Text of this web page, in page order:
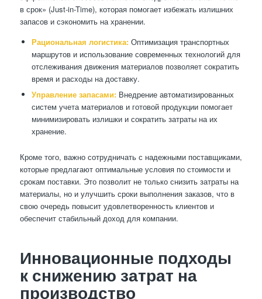
в срок» (Just-in-Time), которая помогает избежать излишних
запасов и сэкономить на хранении.
Рациональная логистика:Оптимизация транспортных
маршрутов и использование современных технологий для
отслеживания движения материалов позволяет сократить
время и расходы на доставку.
Управление запасами:Внедрение автоматизированных
систем учета материалов и готовой продукции помогает
минимизировать излишки и сократить затраты на их
хранение.
Кроме того, важно сотрудничать с надежными поставщиками,
которые предлагают оптимальные условия по стоимости и
срокам поставки. Это позволит не только снизить затраты на
материалы, но и улучшить сроки выполнения заказов, что в
свою очередь повысит удовлетворенность клиентов и
обеспечит стабильный доход для компании.
Инновационные подходы
к снижению затрат на
производство